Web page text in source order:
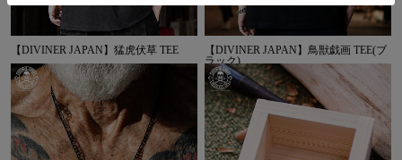
【DIVINER JAPAN】猛虎伏草 TEE
【DIVINER JAPAN】鳥獣戯画 TEE(ブ
ラック)